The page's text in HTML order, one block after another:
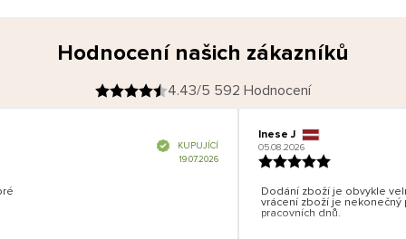
Hodnocení našich zákazníků
4.43/5 592 Hodnocení
O
v
KUPUJÍCÍ
19.07.2026
Inese J
05.08.2026
Dodání zboží je obvykle
vrácení zboží je nekonečný
pracovních dnů.